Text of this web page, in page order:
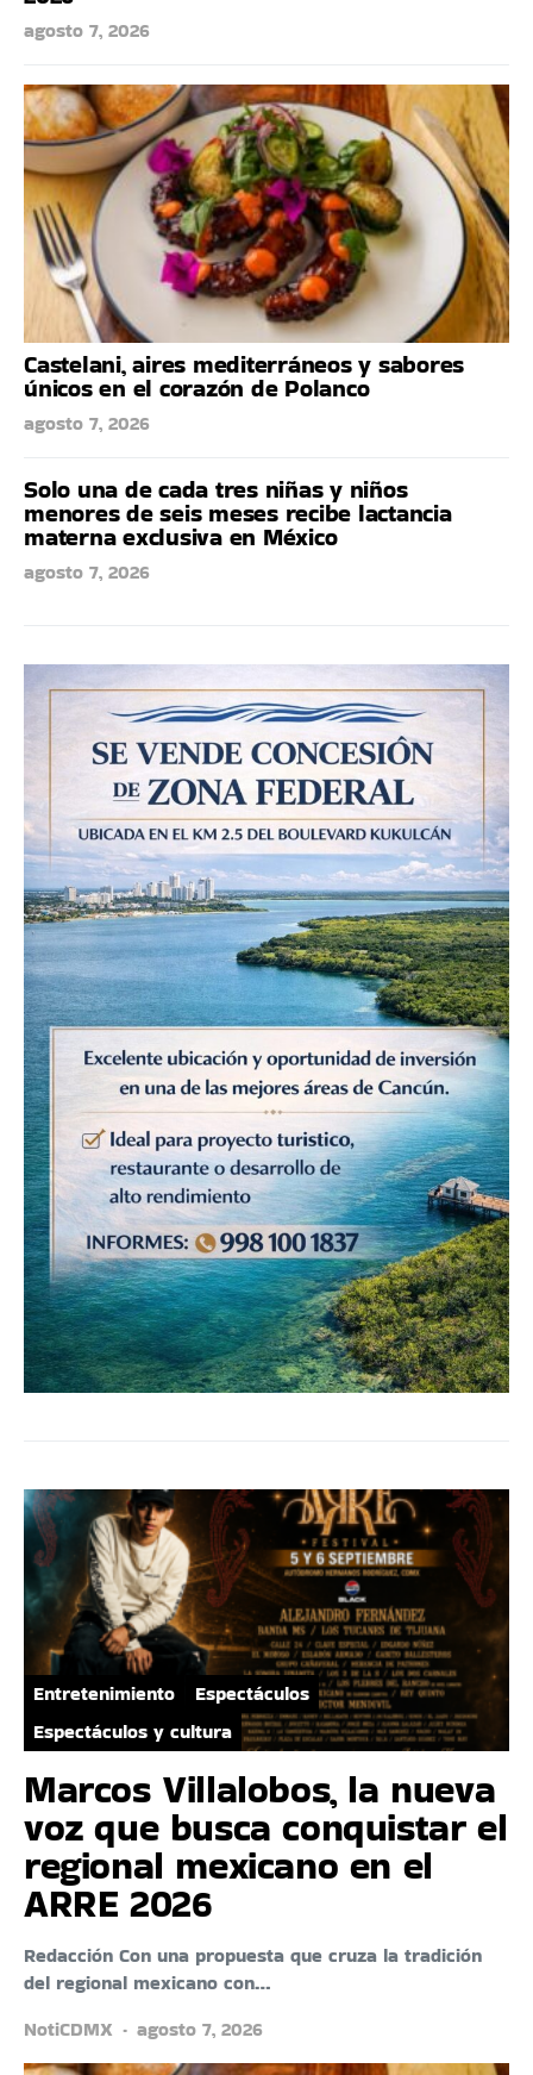
agosto 7, 2026
Castelani, aires mediterráneos y sabores
únicos en el corazón de Polanco
agosto 7, 2026
Solo una de cada tres niñas y niños
menores de seis meses recibe lactancia
materna exclusiva en México
agosto 7, 2026
Entretenimiento
Espectáculos
Espectáculos y cultura
Marcos Villalobos, la nueva
voz que busca conquistar el
regional mexicano en el
ARRE 2026
Redacción Con una propuesta que cruza la tradición
del regional mexicano con…
NotiCDMX
agosto 7, 2026